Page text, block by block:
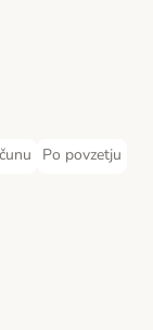
Method
Payment Method
Po povzetju
Po povzetju